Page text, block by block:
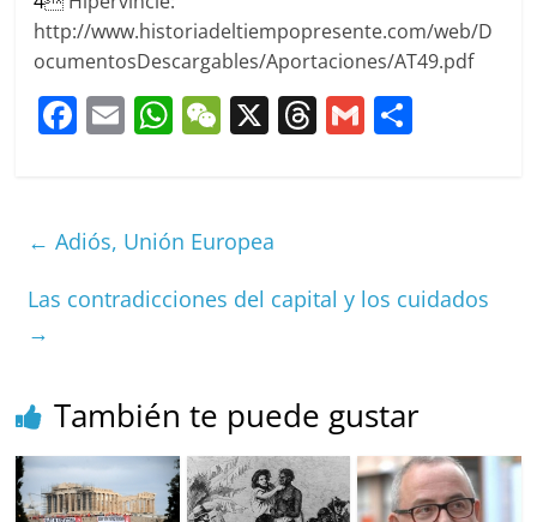
http://www.historiadeltiempopresente.com/web/D
ocumentosDescargables/Aportaciones/AT49.pdf
F
e
o
E
l
W
s
p
W
h
at
X T
s
G
tir
← Adiós, Unión Europea
Las contradicciones del capital y los cuidados
→
También te puede gustar